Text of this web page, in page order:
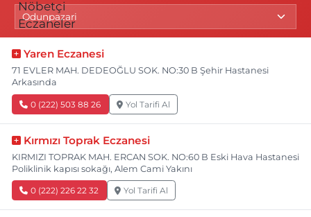
Yaren Eczanesi
71 EVLER MAH. DEDEOĞLU SOK. NO:30 B Şehir Hastanesi
Arkasında
0 (222) 503 88 26 Yol Tarifi Al
Kırmızı Toprak Eczanesi
KIRMIZI TOPRAK MAH. ERCAN SOK. NO:60 B Eski Hava Hastanesi
Poliklinik kapısı sokağı, Alem Cami Yakını
0 (222) 226 22 32 Yol Tarifi Al